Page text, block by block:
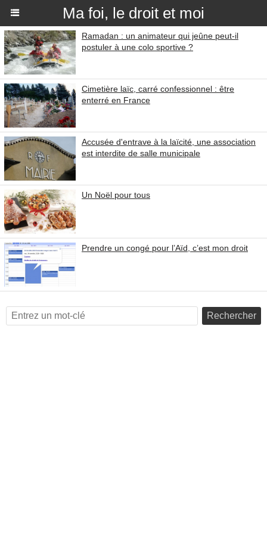
Ma foi, le droit et moi
Ramadan : un animateur qui jeûne peut-il
postuler à une colo sportive ?
Cimetière laïc, carré confessionnel : être
enterré en France
Accusée d'entrave à la laïcité, une association
est interdite de salle municipale
Un Noël pour tous
Prendre un congé pour l’Aïd, c’est mon droit
Rechercher